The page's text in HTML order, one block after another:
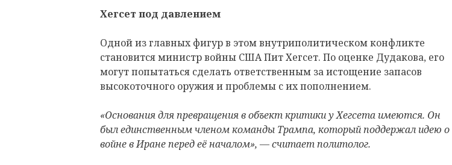
Хегсет под давлением
Одной из главных фигур в этом внутриполитическом конфликте
становится министр войны США Пит Хегсет. По оценке Дудакова, его
могут попытаться сделать ответственным за истощение запасов
высокоточного оружия и проблемы с их пополнением.
«Основания для превращения в объект критики у Хегсета имеются. Он
был единственным членом команды Трампа, который поддержал идею о
войне в Иране перед её началом», — считает политолог.